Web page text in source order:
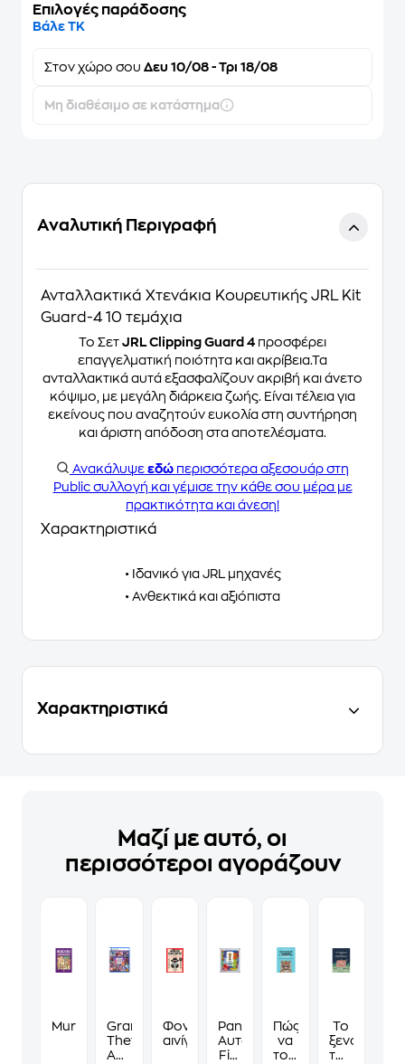
Επιλογές παράδοσης
Βάλε ΤΚ
Στον χώρο σου Δευ 10/08 - Τρι 18/08
Μη διαθέσιμο σε κατάστημα
Αναλυτική Περιγραφή
Ανταλλακτικά Χτενάκια Κουρευτικής JRL Kit
Guard-4 10 τεμάχια
Το Σετ JRL Clipping Guard 4 προσφέρει
επαγγελματική ποιότητα και ακρίβεια.Τα
ανταλλακτικά αυτά εξασφαλίζουν ακριβή και άνετο
κόψιμο, με μεγάλη διάρκεια ζωής. Είναι τέλεια για
εκείνους που αναζητούν ευκολία στη συντήρηση
και άριστη απόδοση στα αποτελέσματα.
Ανακάλυψε εδώ περισσότερα αξεσουάρ στη
Public συλλογή και γέμισε την κάθε σου μέρα με
πρακτικότητα και άνεση!
Χαρακτηριστικά
• Ιδανικό για JRL μηχανές
• Ανθεκτικά και αξιόπιστα
Χαρακτηριστικά
Μαζί με αυτό, οι
περισσότεροι αγοράζουν
MurdokuGrand
Theft
Auto
Φονικά
αινίγματα
Panini
Αυτοκόλλητα
Fifa
Πώς
να
τους
Το
ξενοδοχείο
των